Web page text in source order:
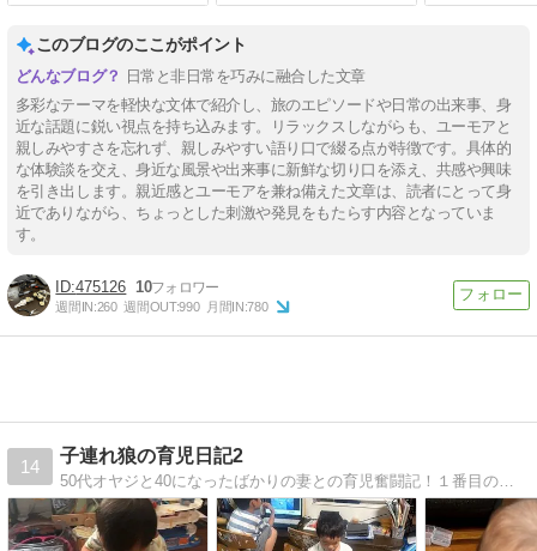
このブログのここがポイント
日常と非日常を巧みに融合した文章
多彩なテーマを軽快な文体で紹介し、旅のエピソードや日常の出来事、身
近な話題に鋭い視点を持ち込みます。リラックスしながらも、ユーモアと
親しみやすさを忘れず、親しみやすい語り口で綴る点が特徴です。具体的
な体験談を交え、身近な風景や出来事に新鮮な切り口を添え、共感や興味
を引き出します。親近感とユーモアを兼ね備えた文章は、読者にとって身
近でありながら、ちょっとした刺激や発見をもたらす内容となっていま
す。
475126 10
週間IN:260 週間OUT:990 月間IN:780
14
子連れ狼の育児日記2
50代オヤジと40になったばかりの妻との育児奮闘記！１番目の子ができてから、ブログを続けております！！